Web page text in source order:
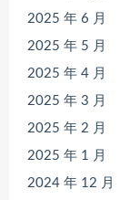
2025 年 6 月
2025 年 5 月
2025 年 4 月
2025 年 3 月
2025 年 2 月
2025 年 1 月
2024 年 12 月